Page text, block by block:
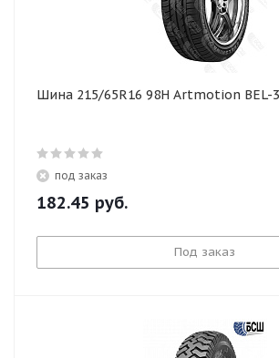
Шина 215/65R16 98H Artmotion BEL-
под заказ
182.45 руб.
Под заказ